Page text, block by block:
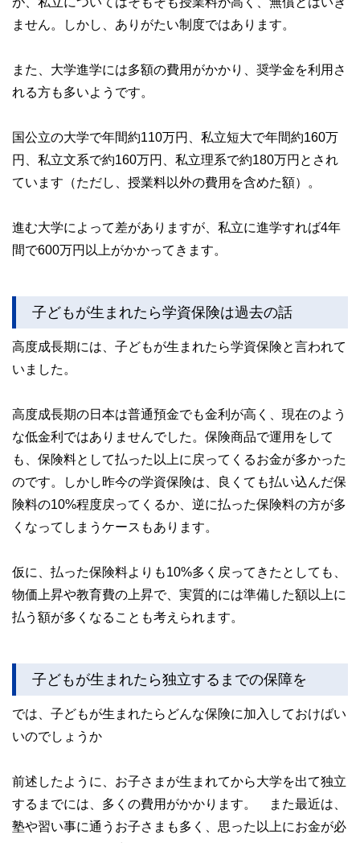
ません。しかし、ありがたい制度ではあります。
また、大学進学には多額の費用がかかり、奨学金を利用さ
れる方も多いようです。
国公立の大学で年間約110万円、私立短大で年間約160万
円、私立文系で約160万円、私立理系で約180万円とされ
ています（ただし、授業料以外の費用を含めた額）。
進む大学によって差がありますが、私立に進学すれば4年
間で600万円以上がかかってきます。
子どもが生まれたら学資保険は過去の話
高度成長期には、子どもが生まれたら学資保険と言われて
いました。
高度成長期の日本は普通預金でも金利が高く、現在のよう
な低金利ではありませんでした。保険商品で運用をして
も、保険料として払った以上に戻ってくるお金が多かった
のです。しかし昨今の学資保険は、良くても払い込んだ保
険料の10%程度戻ってくるか、逆に払った保険料の方が多
くなってしまうケースもあります。
仮に、払った保険料よりも10%多く戻ってきたとしても、
物価上昇や教育費の上昇で、実質的には準備した額以上に
払う額が多くなることも考えられます。
子どもが生まれたら独立するまでの保障を
では、子どもが生まれたらどんな保険に加入しておけばい
いのでしょうか
前述したように、お子さまが生まれてから大学を出て独立
するまでには、多くの費用がかかります。 また最近は、
塾や習い事に通うお子さまも多く、思った以上にお金が必